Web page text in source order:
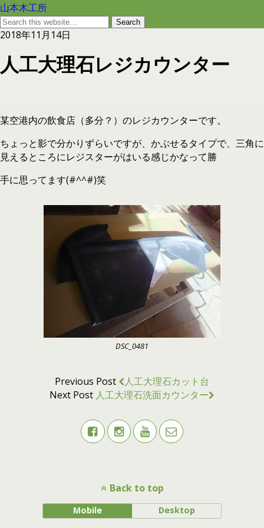
山本木工所
2018年11月14日
人工大理石レジカウンター
某空港内の飲食店（多分？）のレジカウンターです。
ちょっと影で分かりずらいですが、かぶせるタイプで、三角に
見えるところにレジスターがはいる感じかなって勝
手に思ってます(#^^#)笑
DSC_0481
Previous Post
人工大理石カット台
Next Post 人工大理石洗面カウンター
Back to top
Mobile Desktop